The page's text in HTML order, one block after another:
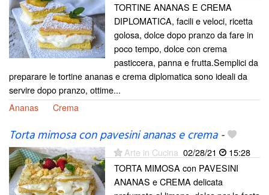
TORTINE ANANAS E CREMA
DIPLOMATICA, facili e veloci, ricetta
golosa, dolce dopo pranzo da fare in
poco tempo, dolce con crema
pasticcera, panna e frutta.Semplici da
preparare le tortine ananas e crema diplomatica sono ideali da
servire dopo pranzo, ottime...
Ananas
Crema
Torta mimosa con pavesini ananas e crema-
Arte in Cucina 02/28/21
15:28
TORTA MIMOSA con PAVESINI
ANANAS e CREMA delicata